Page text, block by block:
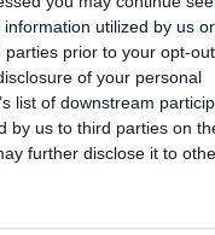
utilized by us or
prior to your opt-
of your personal
list of downstream
by us to third parties on
further disclose it to
wtorek
wybrał w sobotę Andrasa
na
nad nową
zapowiedział bojkot